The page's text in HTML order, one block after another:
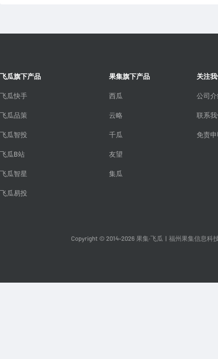
飞瓜旗下产品
飞瓜快手
飞瓜品策
飞瓜智投
飞瓜B站
飞瓜智星
飞瓜易投
果集旗下产品
西瓜
云略
千瓜
友望
集瓜
关注
公司
联系
免责
Copyright © 2014-2026 果集·飞瓜 福州果集信息科